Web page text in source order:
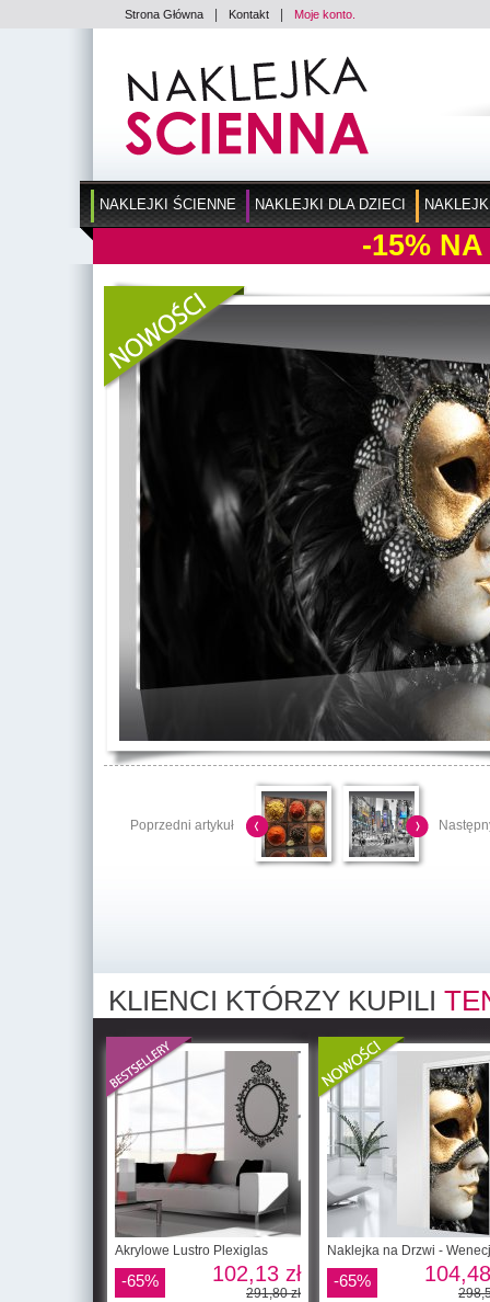
Strona Główna Kontakt Moje konto.
NAKLEJKI ŚCIENNE NAKLEJKI DLA DZIECI
-15% NA
Poprzedni artykuł
KLIENCI KTÓRZY KUPILI
Akrylowe Lustro Plexiglas
-65% 102,13 zł
291,80 zł
Naklejka na Drzwi -
-65%